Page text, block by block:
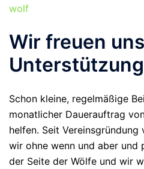
wolf
Wir freuen
Unterstützung
Schon kleine, regelmäßige
monatlicher Dauerauftrag
helfen. Seit
wir ohne wenn und aber und
der Seite der Wölfe und wir